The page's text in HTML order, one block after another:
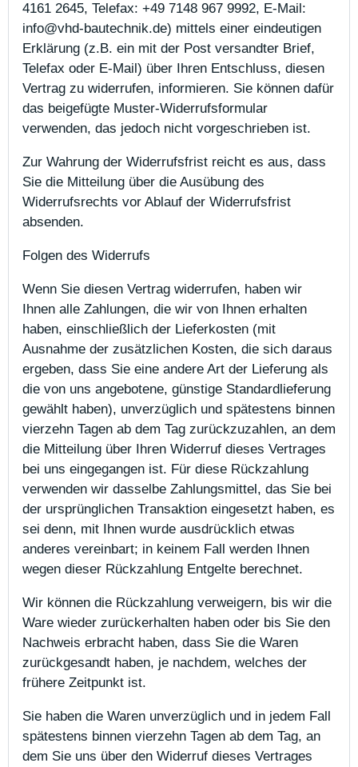
4161 2645, Telefax: +49 7148 967 9992, E-Mail:
info@vhd-bautechnik.de) mittels einer eindeutigen
Erklärung (z.B. ein mit der Post versandter Brief,
Telefax oder E-Mail) über Ihren Entschluss, diesen
Vertrag zu widerrufen, informieren. Sie können dafür
das beigefügte Muster-Widerrufsformular
verwenden, das jedoch nicht vorgeschrieben ist.
Zur Wahrung der Widerrufsfrist reicht es aus, dass
Sie die Mitteilung über die Ausübung des
Widerrufsrechts vor Ablauf der Widerrufsfrist
absenden.
Folgen des Widerrufs
Wenn Sie diesen Vertrag widerrufen, haben wir
Ihnen alle Zahlungen, die wir von Ihnen erhalten
haben, einschließlich der Lieferkosten (mit
Ausnahme der zusätzlichen Kosten, die sich daraus
ergeben, dass Sie eine andere Art der Lieferung als
die von uns angebotene, günstige Standardlieferung
gewählt haben), unverzüglich und spätestens binnen
vierzehn Tagen ab dem Tag zurückzuzahlen, an dem
die Mitteilung über Ihren Widerruf dieses Vertrages
bei uns eingegangen ist. Für diese Rückzahlung
verwenden wir dasselbe Zahlungsmittel, das Sie bei
der ursprünglichen Transaktion eingesetzt haben, es
sei denn, mit Ihnen wurde ausdrücklich etwas
anderes vereinbart; in keinem Fall werden Ihnen
wegen dieser Rückzahlung Entgelte berechnet.
Wir können die Rückzahlung verweigern, bis wir die
Ware wieder zurückerhalten haben oder bis Sie den
Nachweis erbracht haben, dass Sie die Waren
zurückgesandt haben, je nachdem, welches der
frühere Zeitpunkt ist.
Sie haben die Waren unverzüglich und in jedem Fall
spätestens binnen vierzehn Tagen ab dem Tag, an
dem Sie uns über den Widerruf dieses Vertrages